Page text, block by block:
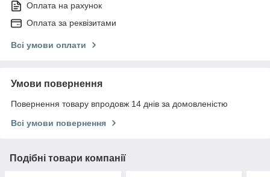
Оплата на рахунок
Оплата за реквізитами
Всі умови оплати
Умови повернення
Повернення товару впродовж 14 днів за домовленістю
Всі умови повернення
Подібні товари компанії